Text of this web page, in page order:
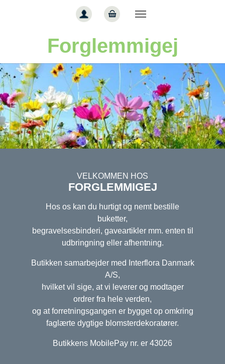
Forglemmigej
VELKOMMEN HOS
FORGLEMMIGEJ
Hos os kan du hurtigt og nemt bestille
buketter,
begravelsesbinderi, gaveartikler mm. enten til
udbringning eller afhentning.
Butikken samarbejder med Interflora Danmark
A/S,
hvilket vil sige, at vi leverer og modtager
ordrer fra hele verden,
og at forretningsgangen er bygget op omkring
faglærte dygtige blomsterdekoratører.
Butikkens MobilePay nr. er 43026